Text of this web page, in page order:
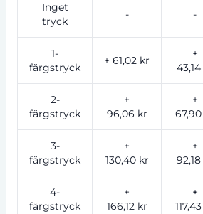
Inget
tryck
- -
1-
färgstryck
+ 61,02 kr
+
2-
färgstryck
+
96,06 kr
+
3-
färgstryck
+
130,40 kr
+
4-
färgstryck
+
166,12 kr
+